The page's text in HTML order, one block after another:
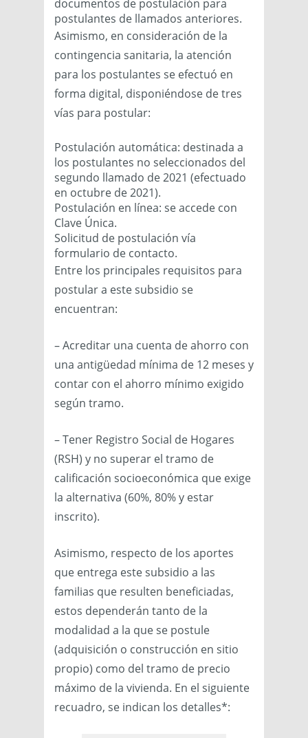
documentos de postulación para
postulantes de llamados anteriores.
Asimismo, en consideración de la
contingencia sanitaria, la atención
para los postulantes se efectuó en
forma digital, disponiéndose de tres
vías para postular:
Postulación automática: destinada a
los postulantes no seleccionados del
segundo llamado de 2021 (efectuado
en octubre de 2021).
Postulación en línea: se accede con
Clave Única.
Solicitud de postulación vía
formulario de contacto.
Entre los principales requisitos para
postular a este subsidio se
encuentran:
– Acreditar una cuenta de ahorro con
una antigüedad mínima de 12 meses y
contar con el ahorro mínimo exigido
según tramo.
– Tener Registro Social de Hogares
(RSH) y no superar el tramo de
calificación socioeconómica que exige
la alternativa (60%, 80% y estar
inscrito).
Asimismo, respecto de los aportes
que entrega este subsidio a las
familias que resulten beneficiadas,
estos dependerán tanto de la
modalidad a la que se postule
(adquisición o construcción en sitio
propio) como del tramo de precio
máximo de la vivienda. En el siguiente
recuadro, se indican los detalles*: